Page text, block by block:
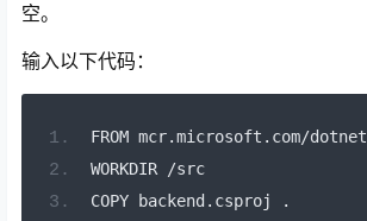
空。
输入以下代码：
FROM mcr.microsoft . com/dotnet
WORKDIR
/src
COPY backend . csproj
.